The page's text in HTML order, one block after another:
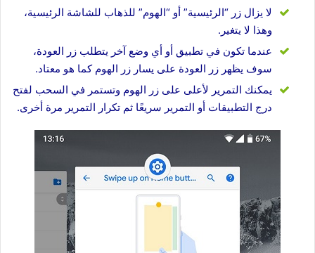
لا يزال زر “الرئيسية” أو “الهوم” للذهاب للشاشة الرئيسية،
وهذا لا يتغير.
عندما تكون في تطبيق أو أي وضع آخر يتطلب زر العودة،
سوف يظهر زر العودة على يسار زر الهوم كما هو معتاد.
يمكنك التمرير لأعلى على زر الهوم وتستمر في السحب لفتح
درج التطبيقات أو التمرير سريعًا ثم تكرار التمرير مرة أخرى.